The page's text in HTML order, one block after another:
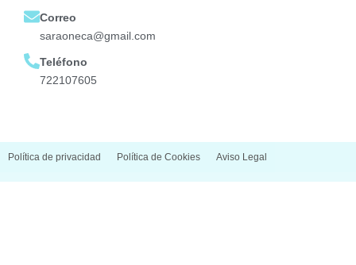
Correo
saraoneca@gmail.com
Teléfono
722107605
Política de privacidad Política de Cookies Aviso Legal